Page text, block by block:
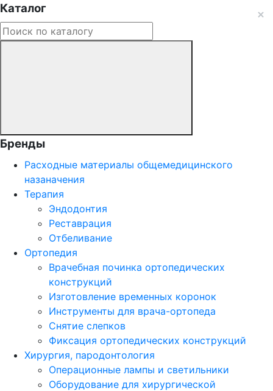
Каталог
Бренды
Расходные материалы общемедицинского
назаначения
Терапия
Эндодонтия
Реставрация
Отбеливание
Ортопедия
Врачебная починка ортопедических
конструкций
Изготовление временных коронок
Инструменты для врача-ортопеда
Снятие слепков
Фиксация ортопедических конструкций
Хирургия, пародонтология
Операционные лампы и светильники
Оборудование для хирургической